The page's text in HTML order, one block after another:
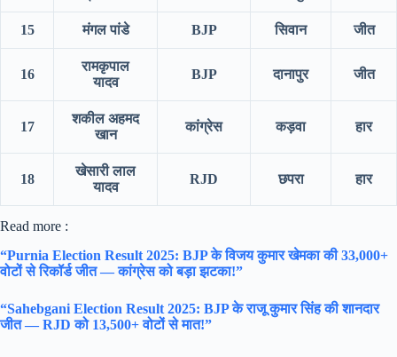
15 मंगल पांडे BJP सिवान जीत
16
रामकृपाल
यादव
BJP दानापुर जीत
17
शकील अहमद
खान
कांग्रेस कड़वा हार
18
खेसारी लाल
यादव
RJD छपरा हार
Read more :
“Purnia Election Result 2025: BJP के विजय कुमार खेमका की 33,000+
वोटों से रिकॉर्ड जीत — कांग्रेस को बड़ा झटका!”
“Sahebgani Election Result 2025: BJP के राजू कुमार सिंह की शानदार
जीत — RJD को 13,500+ वोटों से मात!”